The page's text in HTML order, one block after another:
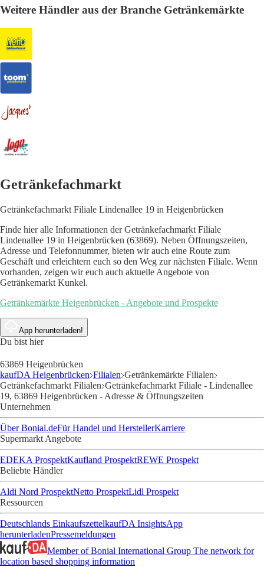
Weitere Händler aus der Branche Getränkemärkte
Getränkefachmarkt
Getränkefachmarkt Filiale Lindenallee 19 in Heigenbrücken
Finde hier alle Informationen der Getränkefachmarkt Filiale
Lindenallee 19 in Heigenbrücken (63869). Neben Öffnungszeiten,
Adresse und Telefonnummer, bieten wir auch eine Route zum
Geschäft und erleichtern euch so den Weg zur nächsten Filiale. Wenn
vorhanden, zeigen wir euch auch aktuelle Angebote von
Getränkemarkt Kunkel.
Getränkemärkte Heigenbrücken - Angebote und Prospekte
App herunterladen!
Du bist hier
63869 Heigenbrücken
kaufDA Heigenbrücken Filialen Getränkemärkte Filialen
Getränkefachmarkt Filialen Getränkefachmarkt Filiale - Lindenallee
19, 63869 Heigenbrücken - Adresse & Öffnungszeiten
Unternehmen
Über Bonial.deFür Handel und HerstellerKarriere
Supermarkt Angebote
EDEKA ProspektKaufland ProspektREWE Prospekt
Beliebte Händler
Aldi Nord ProspektNetto ProspektLidl Prospekt
Ressourcen
Deutschlands EinkaufszettelkaufDA InsightsApp
herunterladenPressemeldungen
Member of Bonial International Group The network for
location based shopping information